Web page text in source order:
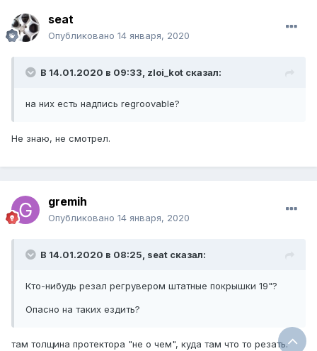
seat
Опубликовано 14 января, 2020
В 14.01.2020 в 09:33, zloi_kot сказал:
на них есть надпись regroovable?
Не знаю, не смотрел.
gremih
Опубликовано 14 января, 2020
В 14.01.2020 в 08:25, seat сказал:
Кто-нибудь резал регрувером штатные покрышки 19"?
Опасно на таких ездить?
там толщина протектора "не о чем", куда там что то резать.